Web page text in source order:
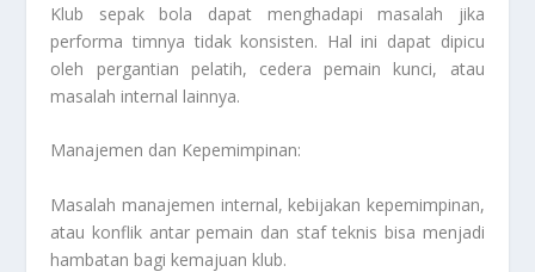
Klub sepak bola dapat menghadapi masalah jika
performa timnya tidak konsisten. Hal ini dapat dipicu
oleh pergantian pelatih, cedera pemain kunci, atau
masalah internal lainnya.
Manajemen dan Kepemimpinan:
Masalah manajemen internal, kebijakan kepemimpinan,
atau konflik antar pemain dan staf teknis bisa menjadi
hambatan bagi kemajuan klub.